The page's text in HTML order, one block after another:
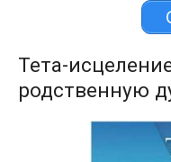
Тета-
родственную